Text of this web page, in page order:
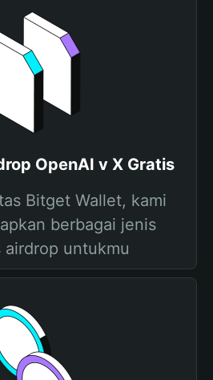
OpenAI v X Gratis
Bitget Wallet, kami
berbagai jenis
airdrop untukmu